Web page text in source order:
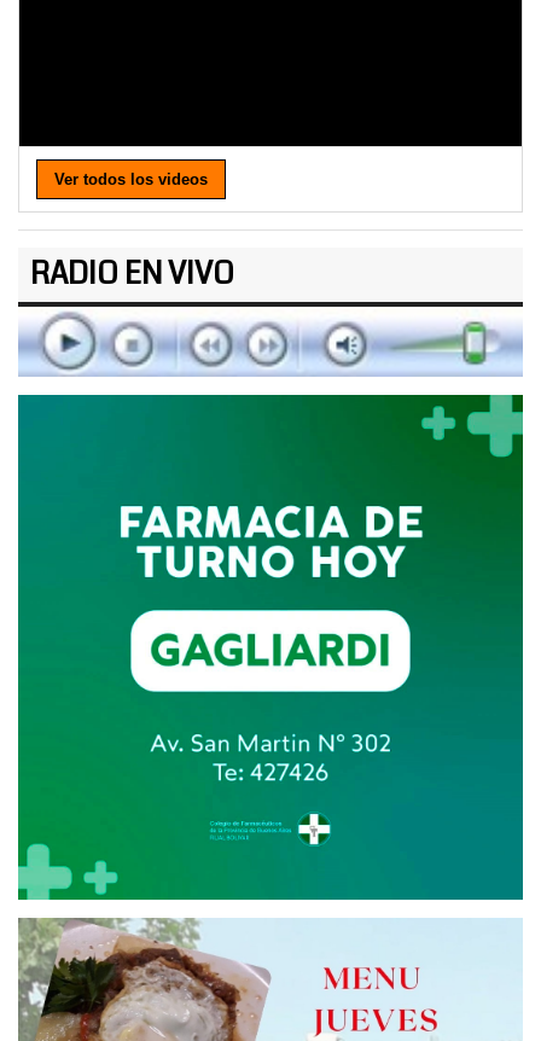
Ver todos los videos
RADIO EN VIVO